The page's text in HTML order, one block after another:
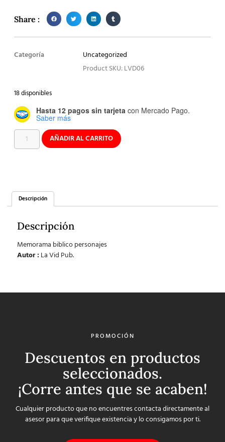
Share :
Categoría
Uncategorized
Product SKU: LVD06
18 disponibles
Hasta 12 pagos sin tarjeta con Mercado Pago.
Saber más
AÑADIR AL CARRITO
Descripción
Descripción
Memorama biblico personajes
Autor :La Vid Pub.
PROMOCIÓN
Descuentos en productos
seleccionados.
¡Corre antes que se acaben!
Cualquier producto que no encuentres contacta directamente al
asesor para que verifique existencia y lo consigamos por ti.